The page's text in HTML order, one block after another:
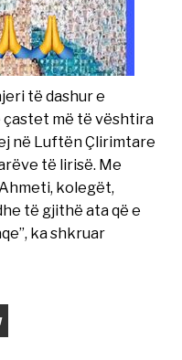
të dashur e
çastet më të vështira
në Luftën Çlirimtare
të lirisë. Me
kolegët,
të gjithë ata që e
ka shkruar